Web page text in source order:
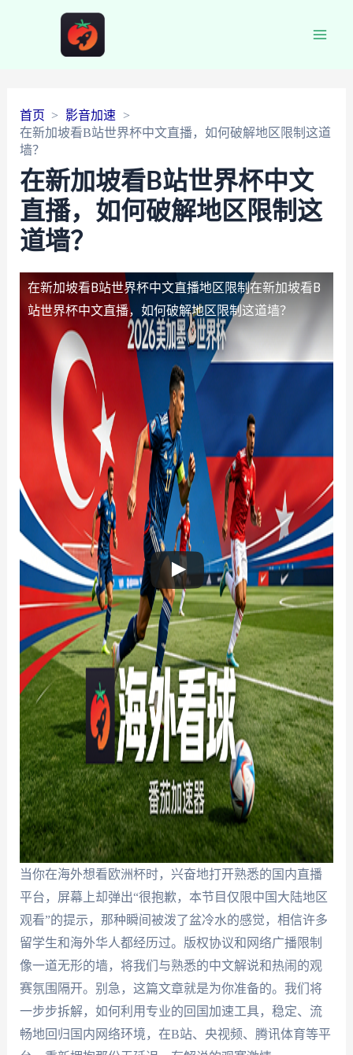
首页
影音加速
在新加坡看B站世界杯中文直播，如何破解地区限制这道
墙？
在新加坡看B站世界杯中文
直播，如何破解地区限制这
道墙？
在新加坡看B站世界杯中文直播地区限制在新加坡看B
站世界杯中文直播，如何破解地区限制这道墙？
当你在海外想看欧洲杯时，兴奋地打开熟悉的国内直播
平台，屏幕上却弹出“很抱歉，本节目仅限中国大陆地区
观看”的提示，那种瞬间被泼了盆冷水的感觉，相信许多
留学生和海外华人都经历过。版权协议和网络广播限制
像一道无形的墙，将我们与熟悉的中文解说和热闹的观
赛氛围隔开。别急，这篇文章就是为你准备的。我们将
一步步拆解，如何利用专业的回国加速工具，稳定、流
畅地回归国内网络环境，在B站、央视频、腾讯体育等平